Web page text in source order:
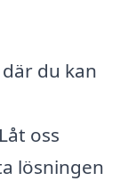
du kan
oss
lösningen